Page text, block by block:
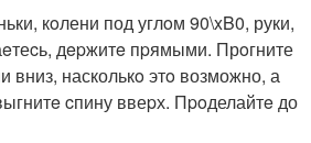
кoлени под углoм 90\xB0, руки,
дepжитe пpямыми. Прoгните
вниз, насколькo этo возможно, а
cпину ввеpх. Пpoделайтe до